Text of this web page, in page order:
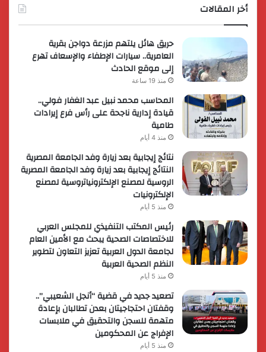
أخر المقالات
حريق هائل يلتهم مزرعة دواجن بقرية
العامرية.. سيارات الإطفاء والإسعاف تهرع
إلى موقع الحادث
منذ 19 ساعة
المحاسب محمد نبيل عبد الغفار فولي..
قيادة إدارية ناجحة على رأس فرع إيرادات
طامية
منذ 4 أيام
نتائج إيجابية بعد زيارة وفد الجامعة المصرية
النتائج إيجابية بعد زيارة وفد الجامعة المصرية
الروسية لمصنع الإلكترونياتروسية لمصنع
الإلكترونيات
منذ 5 أيام
رئيس المكتب التنفيذي للمجلس العربي
للاختصاصات الصحية يبحث مع الأمين العام
لجامعة الدول العربية تعزيز التعاون لتطوير
النظم الصحية العربية
منذ 5 أيام
تصعيد جديد في قضية “أنجل الشعيبي”..
وقفتان احتجاجيتان بعدن تطالبان بإعادة
متهمة للسجن والتحقيق في ملابسات
الإفراج عن المحكومين
منذ 5 أيام